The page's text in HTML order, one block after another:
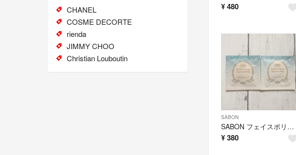
¥480
SABON
SABON フェイスポリッシャー リフレッシング 2包
¥380
CHANEL
COSME DECORTE
rienda
JIMMY CHOO
Christian Louboutin